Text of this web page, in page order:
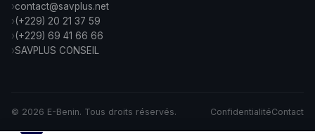
contact@savplus.net
(+229) 20 21 37 59
(+229) 69 41 66 66
SAVPLUS CONSEIL
© 2026 E-Benin. Tous droits réservés. ConfidentialitéContact